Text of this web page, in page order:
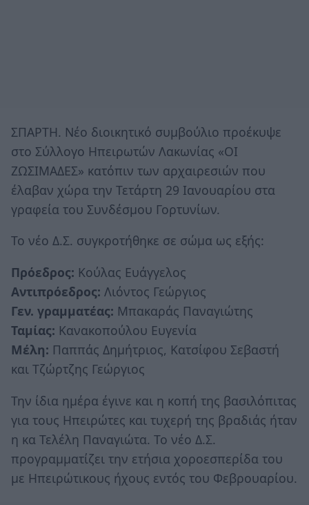
ΣΠΑΡΤΗ. Νέο διοικητικό συμβούλιο προέκυψε
στο Σύλλογο Ηπειρωτών Λακωνίας «ΟΙ
ΖΩΣΙΜΑΔΕΣ» κατόπιν των αρχαιρεσιών που
έλαβαν χώρα την Τετάρτη 29 Ιανουαρίου στα
γραφεία του Συνδέσμου Γορτυνίων.
Το νέο Δ.Σ. συγκροτήθηκε σε σώμα ως εξής:
Πρόεδρος: Κούλας Ευάγγελος
Αντιπρόεδρος: Λιόντος Γεώργιος
Γεν. γραμματέας: Μπακαράς Παναγιώτης
Ταμίας: Κανακοπούλου Ευγενία
Μέλη: Παππάς Δημήτριος, Κατσίφου Σεβαστή
και Τζώρτζης Γεώργιος
Την ίδια ημέρα έγινε και η κοπή της βασιλόπιτας
για τους Ηπειρώτες και τυχερή της βραδιάς ήταν
η κα Τελέλη Παναγιώτα. Το νέο Δ.Σ.
προγραμματίζει την ετήσια χοροεσπερίδα του
με Ηπειρώτικους ήχους εντός του Φεβρουαρίου.